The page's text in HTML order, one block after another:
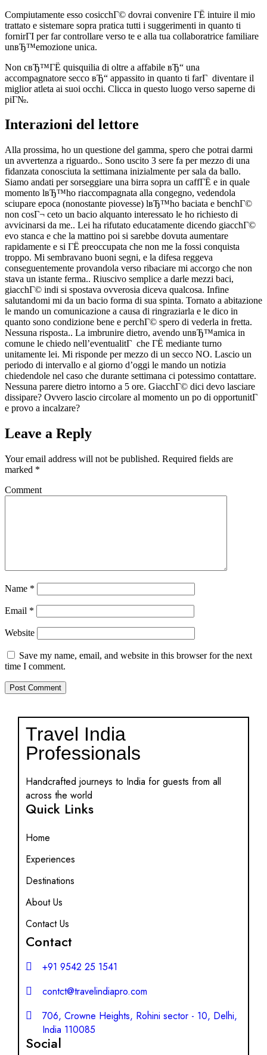
Compiutamente esso cosicchГ© dovrai convenire ГЁ intuire il mio
trattato e sistemare sopra pratica tutti i suggerimenti in quanto ti
fornirГІ per far controllare verso te e alla tua collaboratrice familiare
unвЂ™emozione unica.
Non cвЂ™ГЁ quisquilia di oltre a affabile вЂ“ una
accompagnatore secco вЂ“ appassito in quanto ti farГ diventare il
miglior atleta ai suoi occhi. Clicca in questo luogo verso saperne di
piГ№.
Interazioni del lettore
Alla prossima, ho un questione del gamma, spero che potrai darmi
un avvertenza a riguardo.. Sono uscito 3 sere fa per mezzo di una
fidanzata conosciuta la settimana inizialmente per sala da ballo.
Siamo andati per sorseggiare una birra sopra un caffГЁ e in quale
momento lвЂ™ho riaccompagnata alla congegno, vedendola
sciupare epoca (nonostante piovesse) lвЂ™ho baciata e benchГ©
non cosГ¬ ceto un bacio alquanto interessato le ho richiesto di
avvicinarsi da me.. Lei ha rifutato educatamente dicendo giacchГ©
evo stanca e che la mattino poi si sarebbe dovuta aumentare
rapidamente e si ГЁ preoccupata che non me la fossi conquista
troppo. Mi sembravano buoni segni, e la difesa reggeva
conseguentemente provandola verso ribaciare mi accorgo che non
stava un istante ferma.. Riuscivo semplice a darle mezzi baci,
giacchГ© indi si spostava ovverosia diceva qualcosa. Infine
salutandomi mi da un bacio forma di sua spinta. Tornato a abitazione
le mando un comunicazione a causa di ringraziarla e le dico in
quanto sono condizione bene e perchГ© spero di vederla in fretta.
Nessuna risposta.. La imbrunire dietro, avendo unвЂ™amica in
comune le chiedo nell’eventualitГ che ГЁ mediante turno
unitamente lei. Mi risponde per mezzo di un secco NO. Lascio un
periodo di intervallo e al giorno d’oggi le mando un notizia
chiedendole nel caso che durante settimana ci potessimo contattare.
Nessuna parere dietro intorno a 5 ore. GiacchГ© dici devo lasciare
dissipare? Ovvero lascio circolare al momento un po di opportunitГ
e provo a incalzare?
Leave a Reply
Your email address will not be published. Required fields are
marked *
Comment
Name *
Email *
Website
Save my name, email, and website in this browser for the next
time I comment.
Travel India
Professionals
Handcrafted journeys to India for guests from all
across the world
Quick Links
Home
Experiences
Destinations
About Us
Contact Us
Contact
+91 9542 25 1541
contct@travelindiapro.com
706, Crowne Heights, Rohini sector - 10, Delhi,
India 110085
Social